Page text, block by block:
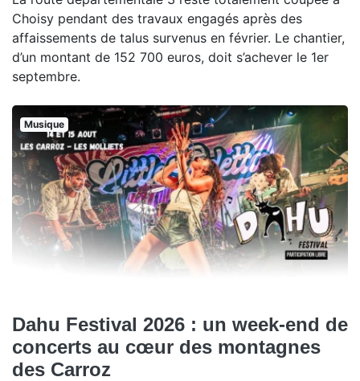
Choisy pendant des travaux engagés après des
affaissements de talus survenus en février. Le chantier,
d’un montant de 152 700 euros, doit s’achever le 1er
septembre.
Musique
Dahu Festival 2026 : un week-end de
concerts au cœur des montagnes
des Carroz